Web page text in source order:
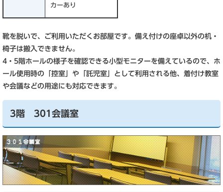
カーあり
靴を脱いで、ご利用いただくお部屋です。備え付けの座卓以外の机・
椅子は搬入できません。
4・5階ホールの様子を確認できる小型モニターを備えているので、ホ
ール使用時の「控室」や「託児室」として利用される他、着付け教室
や会議などの用途にも対応できます。
3階 301会議室